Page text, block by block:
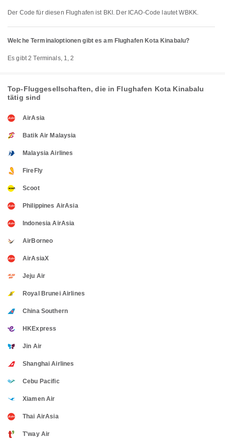
Der Code für diesen Flughafen ist BKI. Der ICAO-Code lautet WBKK.
Welche Terminaloptionen gibt es am Flughafen Kota Kinabalu?
Es gibt 2 Terminals, 1, 2
Top-Fluggesellschaften, die in Flughafen Kota Kinabalu
tätig sind
AirAsia
Batik Air Malaysia
Malaysia Airlines
FireFly
Scoot
Philippines AirAsia
Indonesia AirAsia
AirBorneo
AirAsiaX
Jeju Air
Royal Brunei Airlines
China Southern
HKExpress
Jin Air
Shanghai Airlines
Cebu Pacific
Xiamen Air
Thai AirAsia
T'way Air